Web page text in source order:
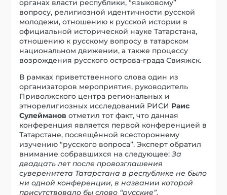
органах власти республики, “языковому”
вопросу, религиозной идентичности русской
молодежи, отношению к русской истории в
официальной исторической науке Татарстана,
отношению к русскому вопросу в татарском
национальном движении, а также процессу
возрождения русского острова-града Свияжск.
В рамках приветственного слова один из
организаторов мероприятия, руководитель
Приволжского центра региональных и
этнорелигиозных исследований РИСИ Раис
Сулейманов отметил тот факт, что данная
конференция является первой конференцией в
Татарстане, посвящённой всестороннему
изучению “русского вопроса”. Эксперт обратил
внимание собравшихся на следующее:За
двадцать лет после провозглашения
суверенитета Татарстана в республике не было
ни одной конференции, в названии которой
присутствовало бы слово “русские”.